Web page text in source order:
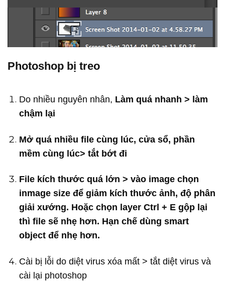
Photoshop bị treo
Do nhiều nguyên nhân, Làm quá nhanh > làm
chậm lại
Mở quá nhiều file cùng lúc, cửa sổ, phần
mềm cùng lúc> tắt bớt đi
File kích thước quá lớn > vào image chọn
inmage size để giảm kích thước ảnh, độ phân
giải xướng. Hoặc chọn layer Ctrl + E gộp lại
thì file sẽ nhẹ hơn. Hạn chế dùng smart
object để nhẹ hơn.
Cài bị lỗi do diệt virus xóa mất > tắt diệt virus và
cài lại photoshop